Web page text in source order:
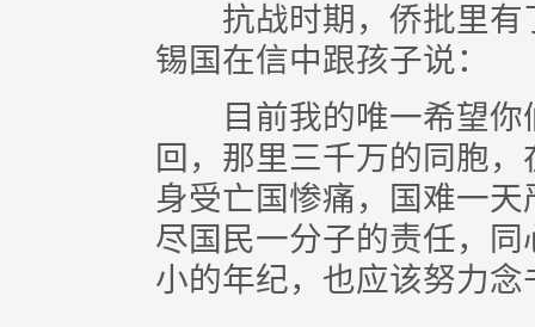
抗战时期，侨批里有
锡国在信中跟孩子说：
目前我的唯一希望你
回，那里三千万的同胞
身受亡国惨痛，国难一
尽国民一分子的责任，
小的年纪，也应该努力